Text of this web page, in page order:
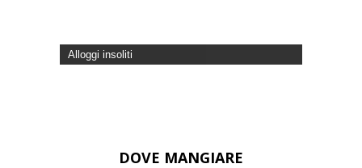
Tradizione di ospitalità
DOVE MANGIARE